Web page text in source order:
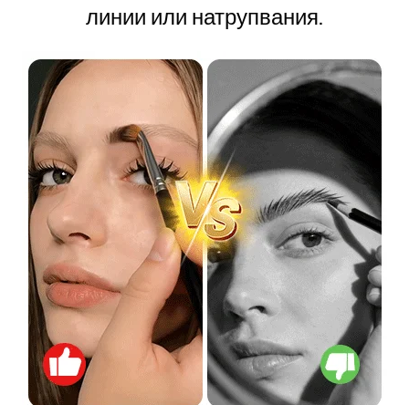
линии или натрупвания.